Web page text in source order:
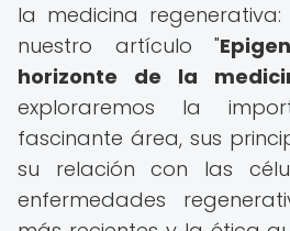
la medicina regenerativa:
nuestro artículo "
horizonte de la
exploraremos la
fascinante área, sus
su relación con las
enfermedades